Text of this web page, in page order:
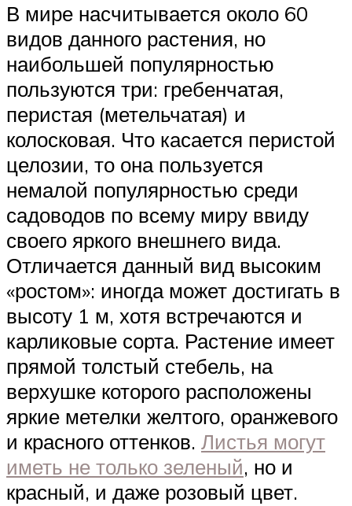
В мире насчитывается около 60
видов данного растения, но
наибольшей популярностью
пользуются три: гребенчатая,
перистая (метельчатая) и
колосковая. Что касается перистой
целозии, то она пользуется
немалой популярностью среди
садоводов по всему миру ввиду
своего яркого внешнего вида.
Отличается данный вид высоким
«ростом»: иногда может достигать в
высоту 1 м, хотя встречаются и
карликовые сорта. Растение имеет
прямой толстый стебель, на
верхушке которого расположены
яркие метелки желтого, оранжевого
и красного оттенков. Листья могут
иметь не только зеленый, но и
красный, и даже розовый цвет.